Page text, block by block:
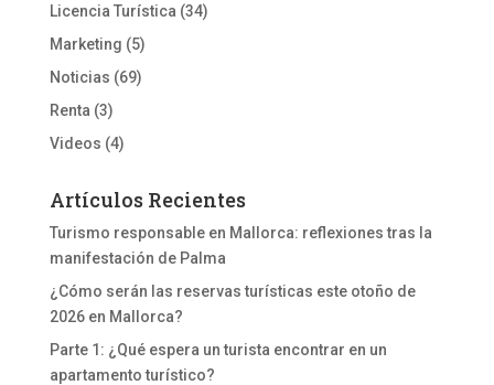
Licencia Turística (34)
Marketing (5)
Noticias (69)
Renta (3)
Videos (4)
Artículos Recientes
Turismo responsable en Mallorca: reflexiones tras la
manifestación de Palma
¿Cómo serán las reservas turísticas este otoño de
2026 en Mallorca?
Parte 1: ¿Qué espera un turista encontrar en un
apartamento turístico?